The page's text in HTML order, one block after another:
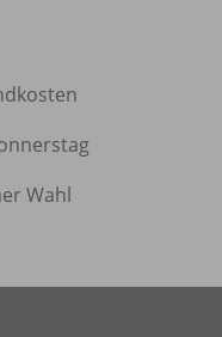
Wahl